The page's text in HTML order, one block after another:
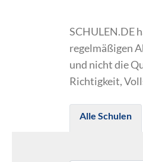
SCHULEN.DE
regelmäßigen
und nicht die
Richtigkeit,
Alle Schulen